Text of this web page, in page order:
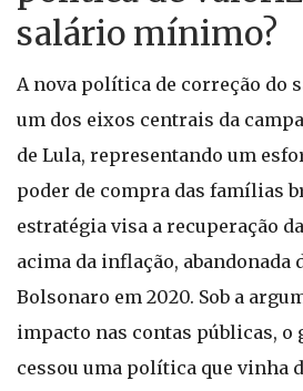
salário mínimo?
A nova política de correção do
um dos eixos centrais da
de Lula, representando um
poder de compra das famílias
estratégia visa a recuperação
acima da inflação, abandonada
Bolsonaro em 2020. Sob a
impacto nas contas públicas, o
cessou uma política que vinha